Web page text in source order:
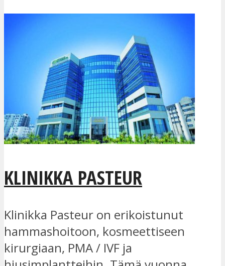
KLINIKKA PASTEUR
Klinikka Pasteur on erikoistunut
hammashoitoon, kosmeettiseen
kirurgiaan, PMA / IVF ja